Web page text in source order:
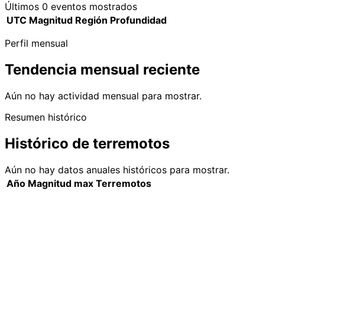
Últimos 0 eventos mostrados
UTC Magnitud Región Profundidad
Perfil mensual
Tendencia mensual reciente
Aún no hay actividad mensual para mostrar.
Resumen histórico
Histórico de terremotos
Aún no hay datos anuales históricos para mostrar.
Año Magnitud max Terremotos